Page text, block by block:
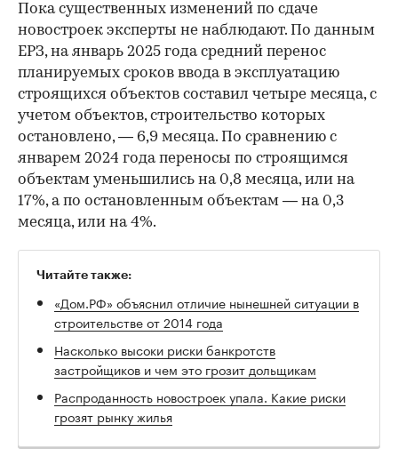
Пока существенных изменений по сдаче
новостроек эксперты не наблюдают. По данным
ЕРЗ, на январь 2025 года средний перенос
планируемых сроков ввода в эксплуатацию
строящихся объектов составил четыре месяца, с
учетом объектов, строительство которых
остановлено, — 6,9 месяца. По сравнению с
январем 2024 года переносы по строящимся
объектам уменьшились на 0,8 месяца, или на
17%, а по остановленным объектам — на 0,3
месяца, или на 4%.
Читайте также:
«Дом.РФ» объяснил отличие нынешней ситуации в
строительстве от 2014 года
Насколько высоки риски банкротств
застройщиков и чем это грозит дольщикам
Распроданность новостроек упала. Какие риски
грозят рынку жилья